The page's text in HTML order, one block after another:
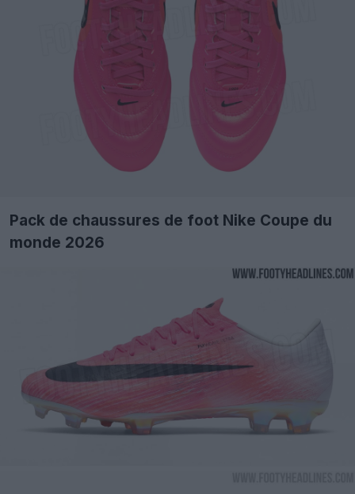
Pack de chaussures de foot Nike Coupe du
monde 2026